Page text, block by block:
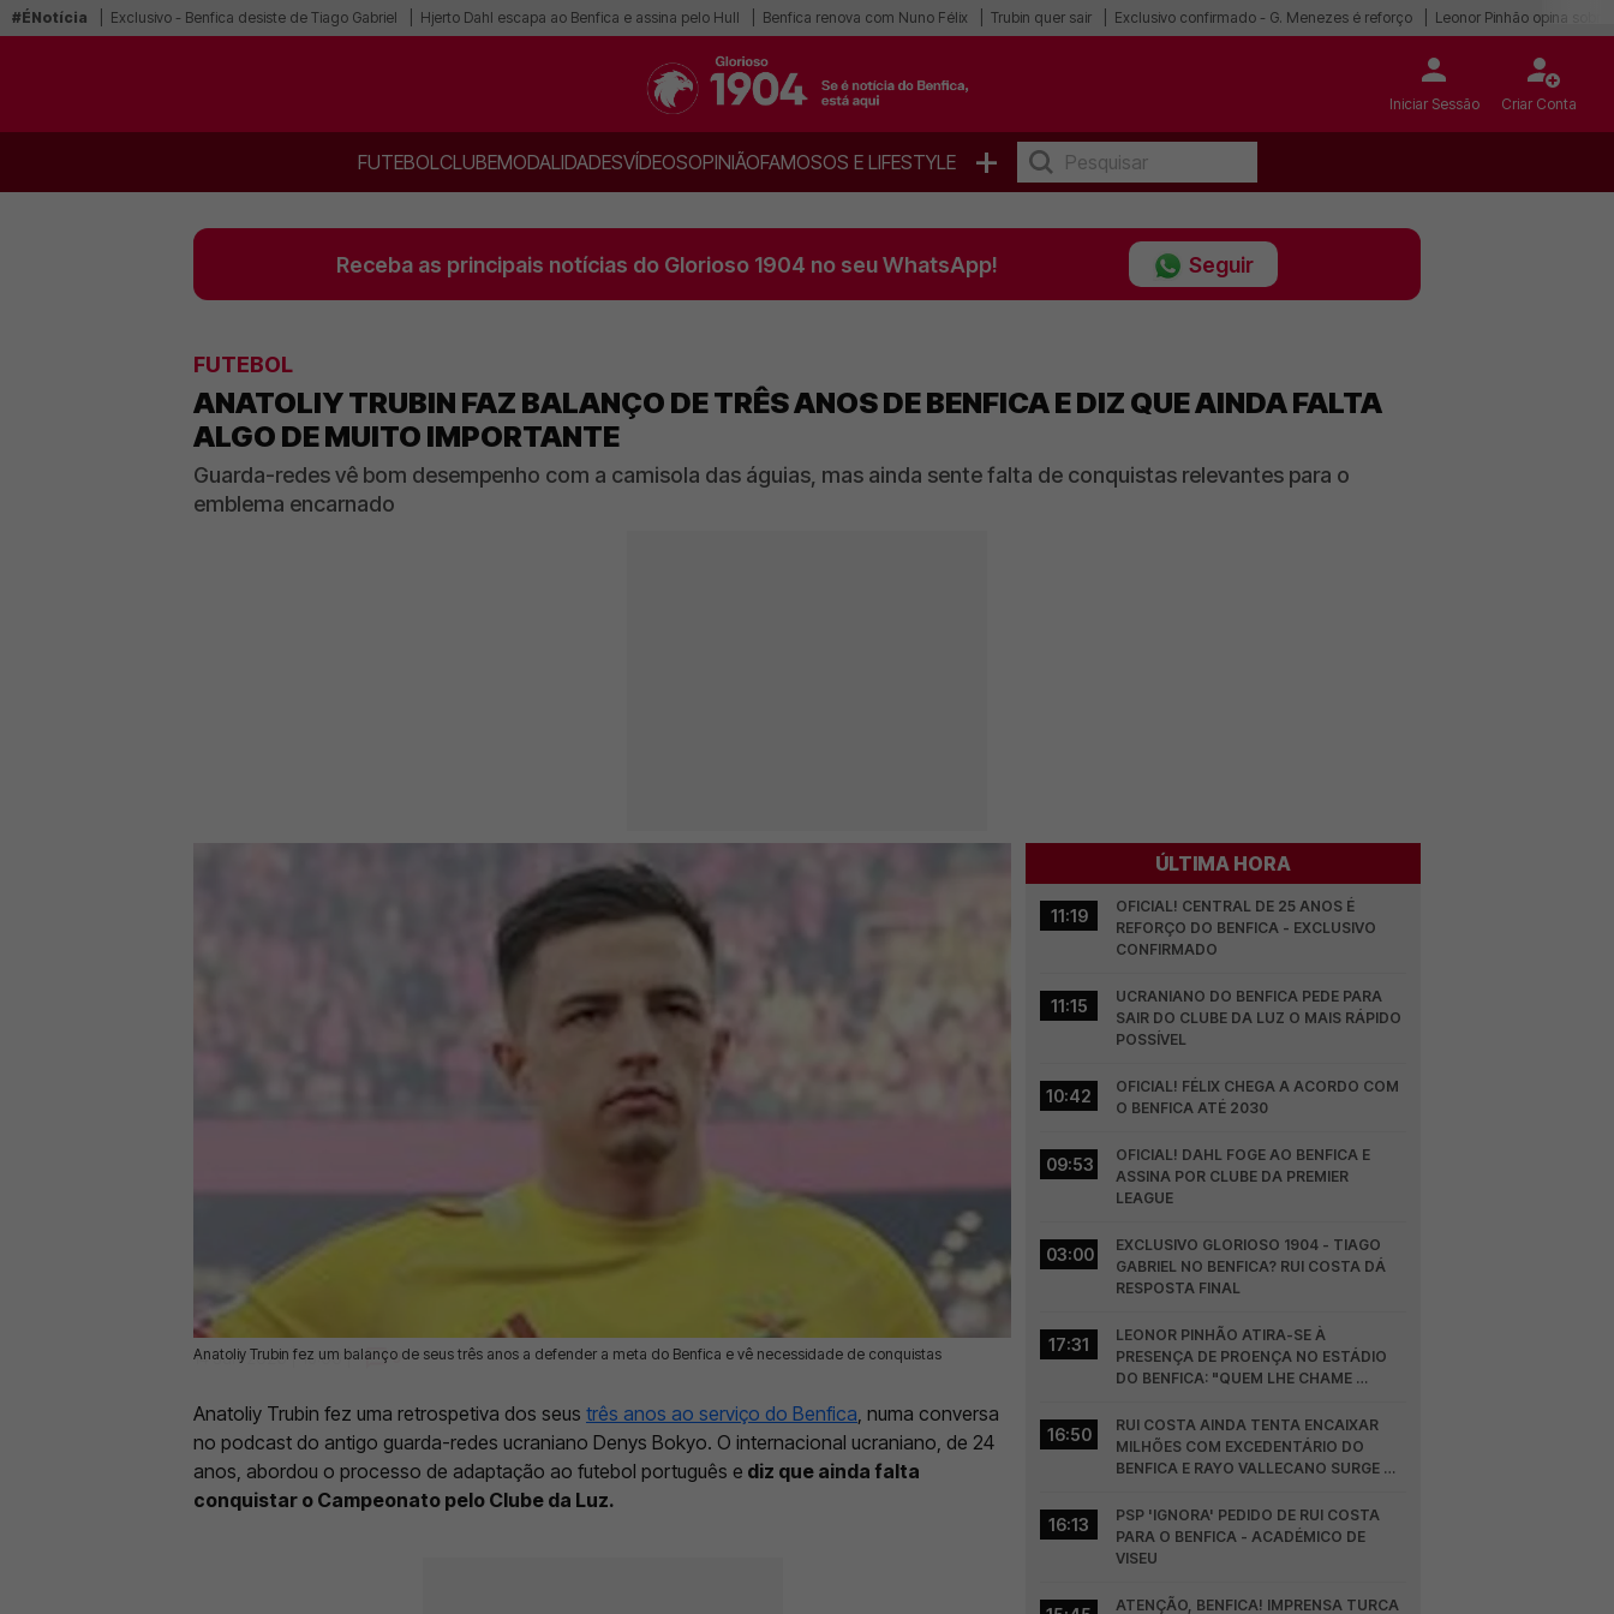
#ÉNotícia Exclusivo - Benfica desiste de Tiago Gabriel Hjerto Dahl escapa ao Benfica e assina pelo Hull Benfica renova com Nuno Félix Trubin quer sair Exclusivo confirmado - G. Menezes é reforço Leonor Pinhão opina sobre
Iniciar Sessão Criar Conta
FUTEBOLCLUBEMODALIDADESVÍDEOSOPINIÃOFAMOSOS E LIFESTYLE +
Receba as principais notícias do Glorioso 1904 no seu WhatsApp! Seguir
FUTEBOL
ANATOLIY TRUBIN FAZ BALANÇO DE TRÊS ANOS DE BENFICA E DIZ QUE AINDA FALTA
ALGO DE MUITO IMPORTANTE
Guarda-redes vê bom desempenho com a camisola das águias, mas ainda sente falta de conquistas relevantes para o
emblema encarnado
Anatoliy Trubin fez um balanço de seus três anos a defender a meta do Benfica e vê necessidade de conquistas
14 Jun 2026 | 15:00 | 0
Anatoliy Trubin fez uma retrospetiva dos seus três anos ao serviço do Benfica , numa conversa
no podcast do antigo guarda-redes ucraniano Denys Bokyo. O internacional ucraniano, de 24
anos, abordou o processo de adaptação ao futebol português e diz que ainda falta
conquistar o Campeonato pelo Clube da Luz.
ÚLTIMA HORA
11:19
OFICIAL! CENTRAL DE 25 ANOS É
REFORÇO DO BENFICA - EXCLUSIVO
CONFIRMADO
11:15
UCRANIANO DO BENFICA PEDE PARA
SAIR DO CLUBE DA LUZ O MAIS RÁPIDO
POSSÍVEL
10:42
OFICIAL! FÉLIX CHEGA A ACORDO COM
O BENFICA ATÉ 2030
09:53
OFICIAL! DAHL FOGE AO BENFICA E
ASSINA POR CLUBE DA PREMIER
LEAGUE
03:00
EXCLUSIVO GLORIOSO 1904 - TIAGO
GABRIEL NO BENFICA? RUI COSTA DÁ
RESPOSTA FINAL
17:31
LEONOR PINHÃO ATIRA-SE À
PRESENÇA DE PROENÇA NO ESTÁDIO
DO BENFICA: "QUEM LHE CHAME
16:50
RUI COSTA AINDA TENTA ENCAIXAR
MILHÕES COM EXCEDENTÁRIO DO
BENFICA E RAYO VALLECANO SURGE NA
16:13
PSP 'IGNORA' PEDIDO DE RUI COSTA
PARA O BENFICA - ACADÉMICO DE
VISEU
ATENÇÃO, BENFICA! IMPRENSA TURCA